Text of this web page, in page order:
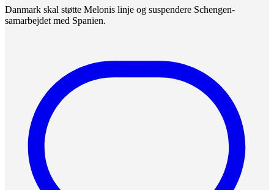
Danmark skal støtte Melonis linje og suspendere Schengen-
samarbejdet med Spanien.